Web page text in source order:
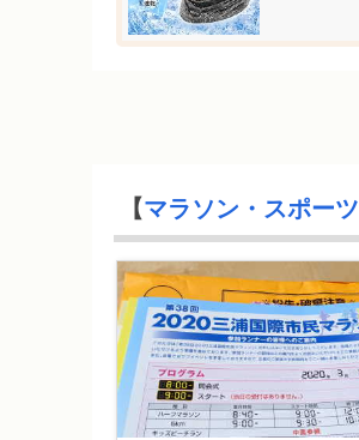
【マラソン・スポーツ